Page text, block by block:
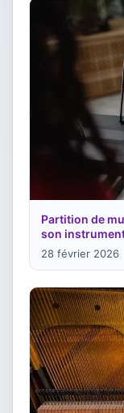
Partition de
son
28 février 2026